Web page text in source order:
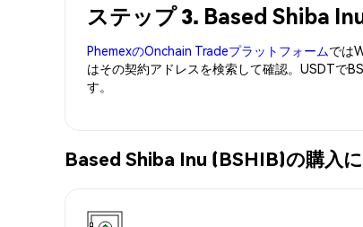
ステップ 3. Based Shiba
PhemexのOnchain Tradeプラットフォームでは
はその契約アドレスを検索して確認。USDTで
す。
Based Shiba Inu (BSHIB)の購入